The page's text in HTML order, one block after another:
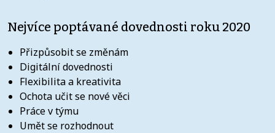
Nejvíce poptávané dovednosti roku 2020
Přizpůsobit se změnám
Digitální dovednosti
Flexibilita a kreativita
Ochota učit se nové věci
Práce v týmu
Umět se rozhodnout